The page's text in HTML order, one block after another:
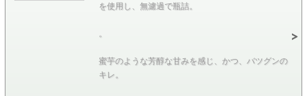
を使用し、無濾過で瓶詰。
蜜芋のような芳醇な甘みを感じ、かつ、バツグンの
キレ。